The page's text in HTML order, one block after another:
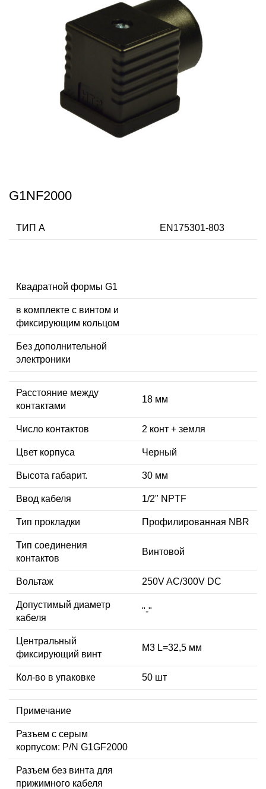
G1NF2000
ТИП А EN175301-803
Квадратной формы G1
в комплекте с винтом и
фиксирующим кольцом
Без дополнительной
электроники
Расстояние между
контактами
18 мм
Число контактов 2 конт + земля
Цвет корпуса Черный
Высота габарит. 30 мм
Ввод кабеля 1/2" NPTF
Тип прокладки Профилированная NBR
Тип соединения
контактов
Винтовой
Вольтаж 250V AC/300V DC
Допустимый диаметр
кабеля
"-"
Центральный
фиксирующий винт
М3 L=32,5 мм
Кол-во в упаковке 50 шт
Примечание
Разъем с серым
корпусом: P/N G1GF2000
Разъем без винта для
прижимного кабеля